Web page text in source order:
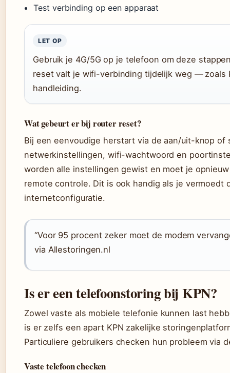
Test verbinding op een apparaat
LET OP
Gebruik je 4G/5G op je telefoon om deze
reset valt je wifi-verbinding tijdelijk weg — zoals
handleiding.
Wat gebeurt er bij router reset?
Bij een eenvoudige herstart via de aan/uit-knop of
netwerkinstellingen, wifi-wachtwoord en
worden alle instellingen gewist en moet je
remote controle. Dit is ook handig als je vermoedt
internetconfiguratie.
“Voor 95 procent zeker moet de modem
via Allestoringen.nl
Is er een telefoonstoring bij KPN?
Zowel vaste als mobiele telefonie kunnen last
is er zelfs een apart KPN zakelijke
Particuliere gebruikers checken hun probleem via
Vaste telefoon checken